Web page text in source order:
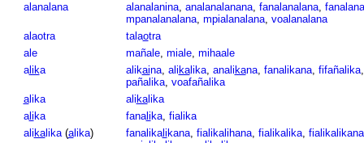
alanalana
alanalanina, analanalanana, fanalanalana,
mpanalanalana, mpialanalana, voalanalana
alaotra
talaotra
ale
mañale, miale, mihaale
alika alikaina, ali kalika, anali kana, fanalikana, fifañalika
pañalika, voafañalika
alika ali kalika
ali ka fanali ka, fialika
ali kalika(alika) fanalikali kana, fialikalihana, fialikalika, fialikalikana